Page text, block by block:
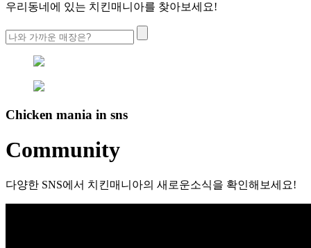
우리동네에 있는 치킨매니아를 찾아보세요!
Chicken mania in sns
Community
다양한 SNS에서 치킨매니아의 새로운소식을 확인해보세요!